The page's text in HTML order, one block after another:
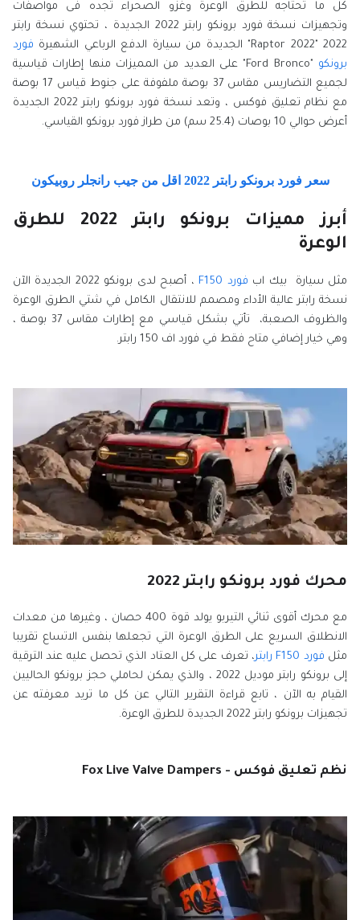
كل ما تحتاجه للطرق الوعرة وغزو الصحراء تجده فى مواصفات
وتجهيزات نسخة فورد برونكو رابتر 2022 الجديدة ، تحتوي نسخة رابتر
2022 "Raptor 2022" الجديدة من سيارة الدفع الرباعي الشهيرة
فورد
برونكو
"Ford Bronco" على العديد من المميزات منها إطارات قياسية
لجميع التضاريس مقاس 37 بوصة ملفوفة على جنوط قياس 17 بوصة
مع نظام تعليق فوكس ، وتعد نسخة فورد برونكو رابتر 2022 الجديدة
أعرض حوالي 10 بوصات (25.4 سم) من طراز فورد برونكو القياسي.
سعر فورد برونكو رابتر 2022 اقل من جيب رانجلر روبيكون
أبرز مميزات برونكو رابتر 2022 للطرق
الوعرة
مثل سيارة بيك اب فورد F150
، أصبح لدى برونكو 2022 الجديدة الآن
نسخة رابتر عالية الأداء ومصمم للانتقال الكامل في شتي الطرق الوعرة
والظروف الصعبة، تأتي بشكل قياسي مع إطارات مقاس 37 بوصة ،
وهي خيار إضافي متاح فقط في فورد اف 150 رابتر.
محرك فورد برونكو رابتر 2022
مع محرك أقوى ثنائي التيربو يولد قوة 400 حصان ، وغيرها من معدات
الانطلاق السريع على الطرق الوعرة التي تجعلها بنفس الاتساع تقريبا
مثل فورد F150 رابتر
، تعرف على كل العتاد الذي تحصل عليه عند الترقية
إلى برونكو رابتر موديل 2022 ، والذي يمكن لحاملي حجز برونكو الحاليين
القيام به الآن ، تابع قراءة التقرير التالي عن كل ما تريد معرفته عن
تجهيزات برونكو رابتر 2022 الجديدة للطرق الوعرة.
نظم تعليق فوكس - Fox Live Valve Dampers